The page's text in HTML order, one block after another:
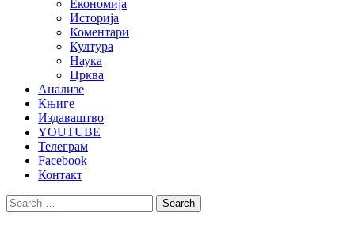
Економија
Историја
Коментари
Култура
Наука
Црква
Анализе
Књиге
Издаваштво
YOUTUBE
Телеграм
Facebook
Контакт
Search
for: